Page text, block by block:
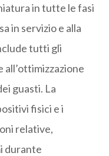
in tutte le fasi
in servizio e alla
tutti gli
guasti. La
fisici e i
relative,
durante